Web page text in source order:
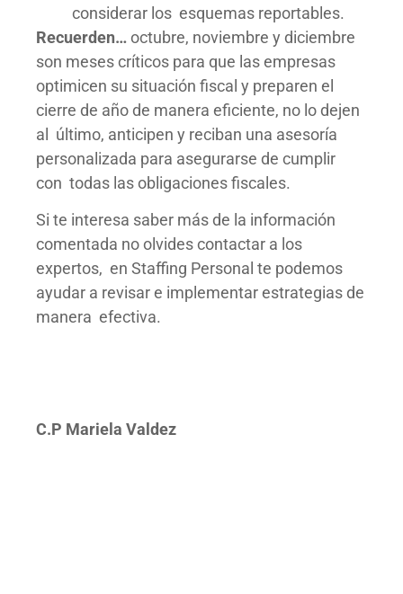
considerar los esquemas reportables.
Recuerden…octubre, noviembre y diciembre
son meses críticos para que las empresas
optimicen su situación fiscal y preparen el
cierre de año de manera eficiente, no lo dejen
al último, anticipen y reciban una asesoría
personalizada para asegurarse de cumplir
con todas las obligaciones fiscales.
Si te interesa saber más de la información
comentada no olvides contactar a los
expertos, en Staffing Personal te podemos
ayudar a revisar e implementar estrategias de
manera efectiva.
C.P Mariela Valdez